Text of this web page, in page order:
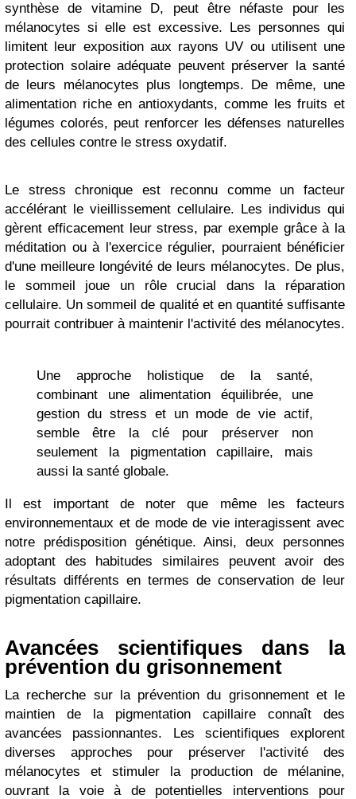
synthèse de vitamine D, peut être néfaste pour les
mélanocytes si elle est excessive. Les personnes qui
limitent leur exposition aux rayons UV ou utilisent une
protection solaire adéquate peuvent préserver la santé
de leurs mélanocytes plus longtemps. De même, une
alimentation riche en antioxydants, comme les fruits et
légumes colorés, peut renforcer les défenses naturelles
des cellules contre le stress oxydatif.
Le stress chronique est reconnu comme un facteur
accélérant le vieillissement cellulaire. Les individus qui
gèrent efficacement leur stress, par exemple grâce à la
méditation ou à l'exercice régulier, pourraient bénéficier
d'une meilleure longévité de leurs mélanocytes. De plus,
le sommeil joue un rôle crucial dans la réparation
cellulaire. Un sommeil de qualité et en quantité suffisante
pourrait contribuer à maintenir l'activité des mélanocytes.
Une approche holistique de la santé,
combinant une alimentation équilibrée, une
gestion du stress et un mode de vie actif,
semble être la clé pour préserver non
seulement la pigmentation capillaire, mais
aussi la santé globale.
Il est important de noter que même les facteurs
environnementaux et de mode de vie interagissent avec
notre prédisposition génétique. Ainsi, deux personnes
adoptant des habitudes similaires peuvent avoir des
résultats différents en termes de conservation de leur
pigmentation capillaire.
Avancées scientifiques dans la
prévention du grisonnement
La recherche sur la prévention du grisonnement et le
maintien de la pigmentation capillaire connaît des
avancées passionnantes. Les scientifiques explorent
diverses approches pour préserver l'activité des
mélanocytes et stimuler la production de mélanine,
ouvrant la voie à de potentielles interventions pour